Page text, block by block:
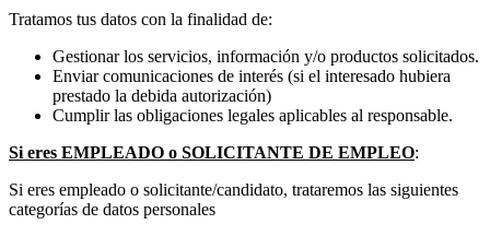
Tratamos tus datos con la finalidad de:
Gestionar los servicios, información y/o productos solicitados.
Enviar comunicaciones de interés (si el interesado hubiera
prestado la debida autorización)
Cumplir las obligaciones legales aplicables al responsable.
Si eres EMPLEADO o SOLICITANTE DE EMPLEO:
Si eres empleado o solicitante/candidato, trataremos las siguientes
categorías de datos personales